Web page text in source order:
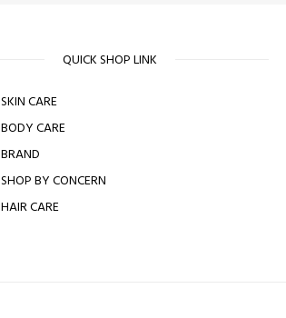
QUICK SHOP LINK
SKIN CARE
BODY CARE
BRAND
SHOP BY CONCERN
HAIR CARE